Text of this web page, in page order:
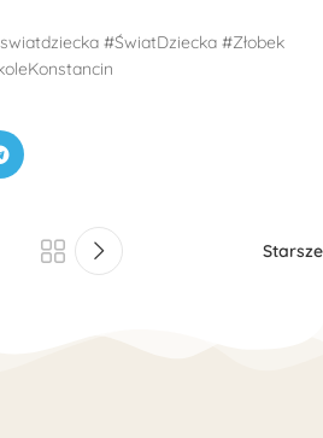
#ŚwiatDziecka #Złobek
Starsze